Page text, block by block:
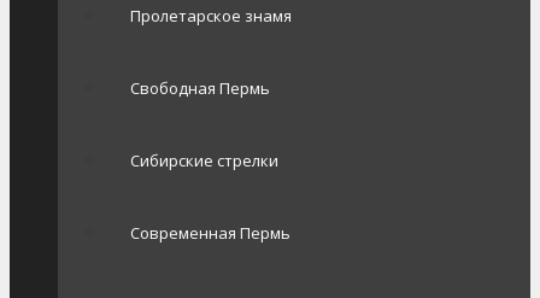
Пролетарское знамя
Свободная Пермь
Сибирские стрелки
Современная Пермь